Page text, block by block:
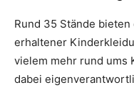
Rund 35 Stände
erhaltener
vielem mehr rund ums
dabei